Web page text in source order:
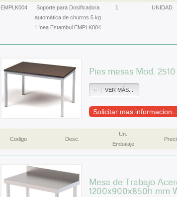
EMPLK004
Soporte para Dosificadora
automática de churros 5 kg
Línea Estambul EMPLK004
1 UNIDAD
Pies mesas Mod. 2510
VER MÁS...
Solicitar mas informacion...
Codigo Desc.
Un.
Embalaje
Mesa de Trabajo
1200x900x850h mm